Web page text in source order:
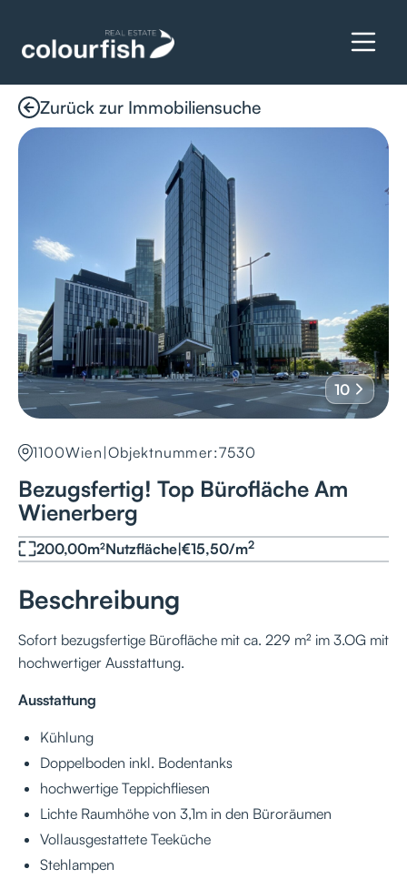
Zurück zur Immobiliensuche
10
1100Wien |Objektnummer:7530
Bezugsfertig! Top Bürofläche Am
Wienerberg
200,00m²Nutzfläche|€15,50/m2
Beschreibung
Sofort bezugsfertige Bürofläche mit ca. 229 m² im 3.OG mit
hochwertiger Ausstattung.
Ausstattung
Kühlung
Doppelboden inkl. Bodentanks
hochwertige Teppichfliesen
Lichte Raumhöhe von 3,1m in den Büroräumen
Vollausgestattete Teeküche
Stehlampen
Details anfragen